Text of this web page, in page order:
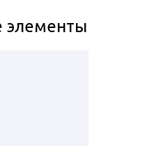
элементы